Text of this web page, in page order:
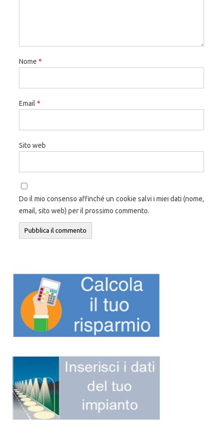
Nome *
Email *
Sito web
Do il mio consenso affinché un cookie salvi i miei dati (nome,
email, sito web) per il prossimo commento.